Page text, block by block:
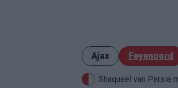
Ajax Feyenoord
Shaqueel van Persie